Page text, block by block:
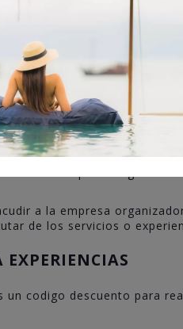
que no están vinculados a
la empresa organizadora
que ofrezca en ese
no pudiendo ser
ni por parte de
de dicho servicio.
a la empresa
a la empresa
de los servicios o
EXPERIENCIAS
codigo descuento para